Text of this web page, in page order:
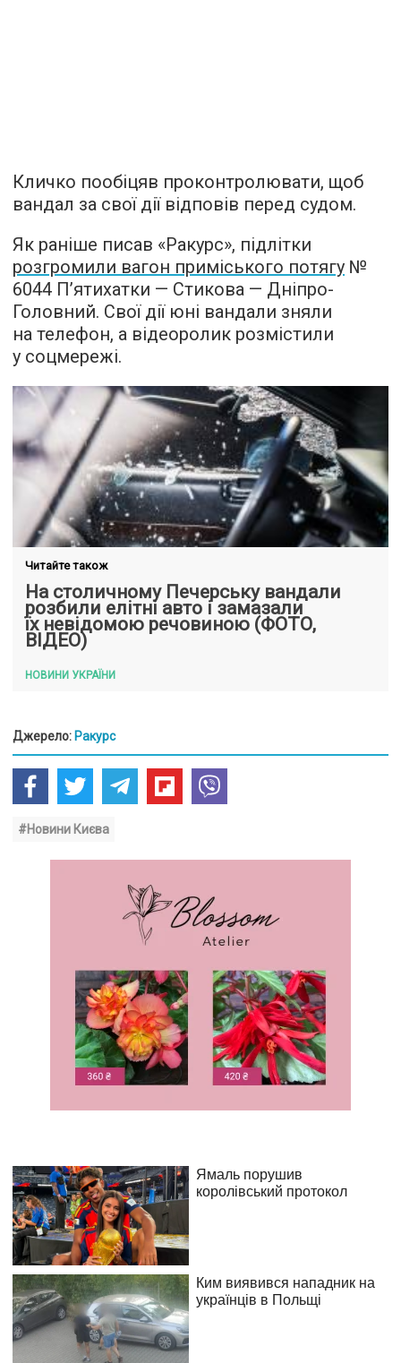
Кличко пообіцяв проконтролювати, щоб
вандал за свої дії відповів перед судом.
Як раніше писав «Ракурс», підлітки
розгромили вагон приміського потягу №
6044 П’ятихатки — Стикова — Дніпро-
Головний. Свої дії юні вандали зняли
на телефон, а відеоролик розмістили
у соцмережі.
Читайте також
На столичному Печерську вандали
розбили елітні авто і замазали
їх невідомою речовиною (ФОТО,
ВІДЕО)
НОВИНИ УКРАЇНИ
Джерело: Ракурс
#Новини Києва